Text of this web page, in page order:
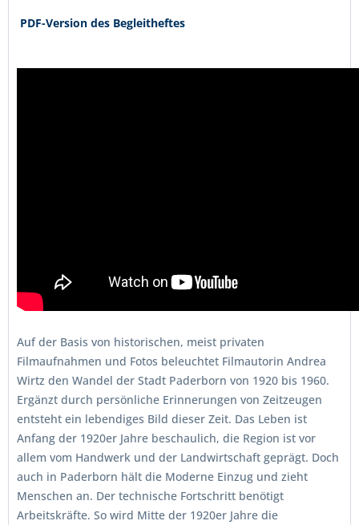
PDF-Version des Begleitheftes
Auf der Basis von historischen, meist privaten
Filmaufnahmen und Fotos beleuchtet Filmautorin Andrea
Wirtz den Wandel der Stadt Paderborn von 1920 bis 1960.
Ergänzt durch persönliche Erinnerungen von Zeitzeugen
entsteht ein lebendiges Bild dieser Zeit. Das Leben ist
Anfang der 1920er Jahre beschaulich, die Region ist vor
allem vom Handwerk und der Landwirtschaft geprägt. Doch
auch in Paderborn hält die Moderne Einzug und zieht
Menschen an. Der technische Fortschritt benötigt
Arbeitskräfte. So wird Mitte der 1920er Jahre die